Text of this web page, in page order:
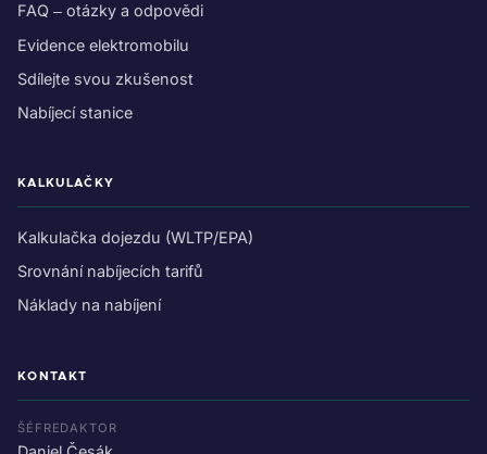
FAQ – otázky a odpovědi
Evidence elektromobilu
Sdílejte svou zkušenost
Nabíjecí stanice
KALKULAČKY
Kalkulačka dojezdu (WLTP/EPA)
Srovnání nabíjecích tarifů
Náklady na nabíjení
KONTAKT
ŠÉFREDAKTOR